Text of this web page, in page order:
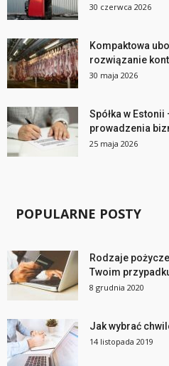
30 czerwca 2026
Kompaktowa
rozwiązanie
30 maja 2026
Spółka w
prowadzenia
25 maja 2026
POPULARNE POSTY
Rodzaje
Twoim
8 grudnia 2020
Jak wybrać
14 listopada 2019